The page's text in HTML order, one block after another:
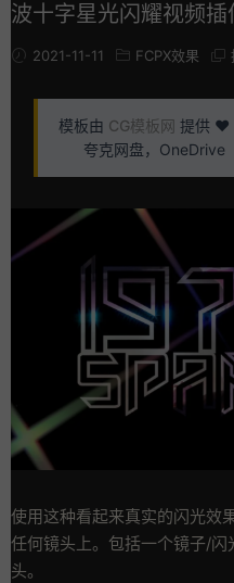
波十字星光闪耀视频
2021-11-11 FCPX效果
模板由 CG模板网 提供 ❤️
夸克网盘，OneDrive
使用这种看起来真实的闪光效
任何镜头上。包括一个镜子/
头。